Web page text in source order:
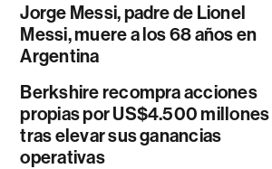
Jorge Messi, padre de Lionel
Messi, muere a los 68 años en
Argentina
Berkshire recompra acciones
propias por US$4.500 millones
tras elevar sus ganancias
operativas